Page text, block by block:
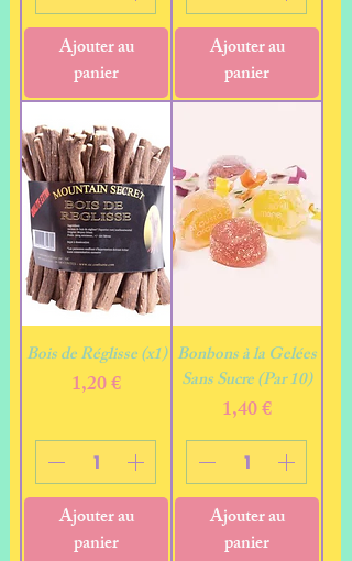
Ajouter au
panier
Ajouter au
panier
Bois de Réglisse (x1)
Prix
1,20 €
Ajouter au
panier
Bonbons à la Gelées
Sans Sucre (Par 10)
Prix
1,40 €
Ajouter au
panier